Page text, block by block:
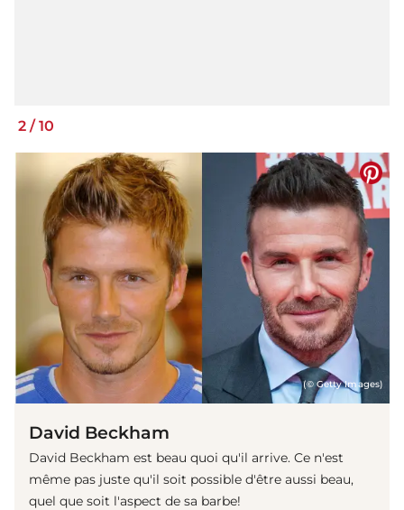
2 / 10
(© Getty Images)
David Beckham
David Beckham est beau quoi qu'il arrive. Ce n'est
même pas juste qu'il soit possible d'être aussi beau,
quel que soit l'aspect de sa barbe!